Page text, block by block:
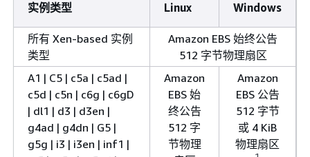
实例类型 Linux Windows
所有 Xen-based 实例
类型
Amazon EBS 始终公告
512 字节物理扇区
A1 | C5 | c5a | c5ad |
c5d | c5n | c6g | c6gD
| dl1 | d3 | d3en |
g4ad | g4dn | G5 |
g5g | i3 | i3en | inf1 |
Amazon
EBS 始
终公告
512 字
节物理
Amazon
EBS 公告
512 字节
或 4 KiB
物理扇区